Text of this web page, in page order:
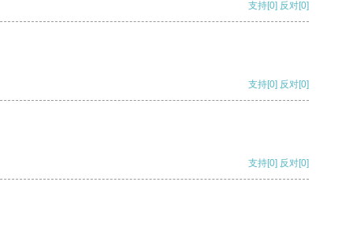
支持[0] 反对[0]
支持[0] 反对[0]
支持[0] 反对[0]